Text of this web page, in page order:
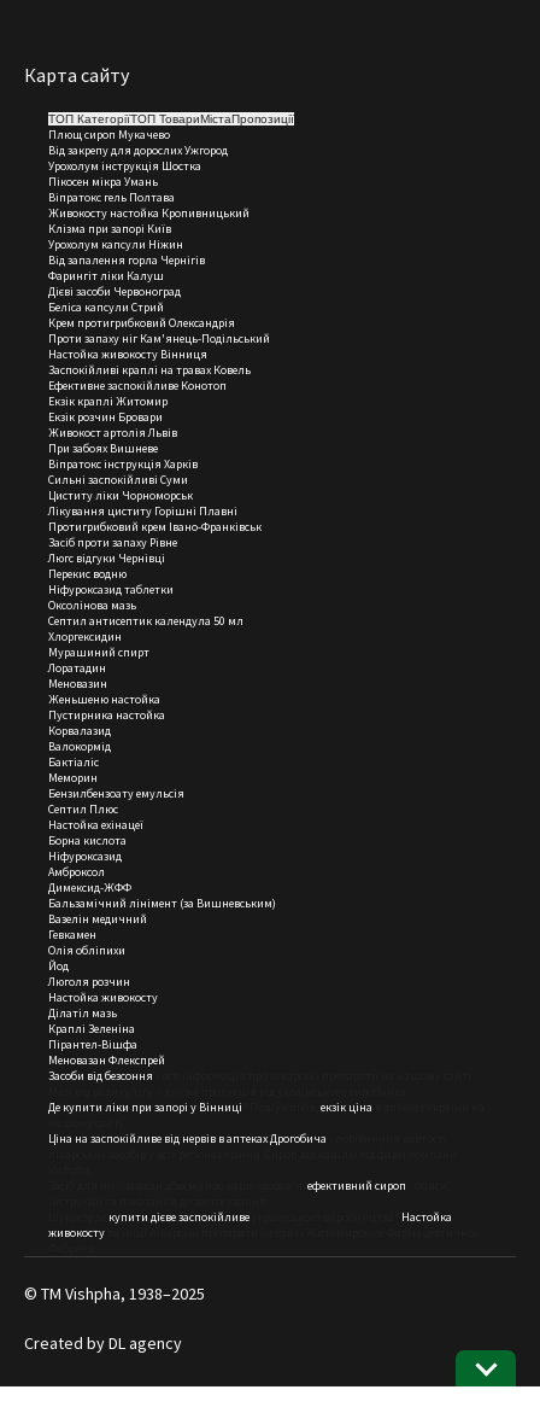
Карта сайту
ТОП КатегоріїТОП ТовариМістаПропозиції
Плющ сироп Мукачево
Від закрепу для дорослихУжгород
Урохолум інструкція Шостка
Пікосен мікра Умань
Віпратокс гель Полтава
Живокосту настойка Кропивницький
Клізма при запорі Київ
Урохолум капсули Ніжин
Від запалення горла Чернігів
Фарингіт ліки Калуш
Дієві засоби Червоноград
Беліса капсули Стрий
Крем протигрибковий Олександрія
Проти запаху ніг Кам'янець-Подільський
Настойка живокосту Вінниця
Заспокійливі краплі на травах Ковель
Ефективне заспокійливе Конотоп
Екзік краплі Житомир
Екзік розчин Бровари
Живокост артолія Львів
При забоях Вишневе
Віпратокс інструкція Харків
Сильні заспокійливі Суми
Циститу ліки Чорноморськ
Лікування циститу Горішні Плавні
Протигрибковий крем Івано-Франківськ
Засіб проти запаху Рівне
Люгс відгуки Чернівці
Перекис водню
Ніфуроксазид таблетки
Оксолінова мазь
Септил антисептик календула 50 мл
Хлоргексидин
Мурашиний спирт
Лоратадин
Меновазин
Женьшеню настойка
Пустирника настойка
Корвалазид
Валокормід
Бактіаліс
Меморин
Бензилбензоату емульсія
Септил Плюс
Настойка ехінацеї
Борна кислота
Ніфуроксазид
Амброксол
Димексид-ЖФФ
Бальзамічний лінімент (за Вишневським)
Вазелін медичний
Гевкамен
Олія обліпихи
Йод
Люголя розчин
Настойка живокосту
Ділатіл мазь
Краплі Зеленіна
Пірантел-Вішфа
Меновазан Флекспрей
Засоби від безсоння
Де купити ліки при запорі у Вінниці
екзік ціна
Ціна на заспокійливе від нервів в аптеках Дрогобича
ефективний сироп
купити дієве заспокійливе
Настойка
живокосту
© ТМ Vishpha, 1938–2025
Created byDL agency